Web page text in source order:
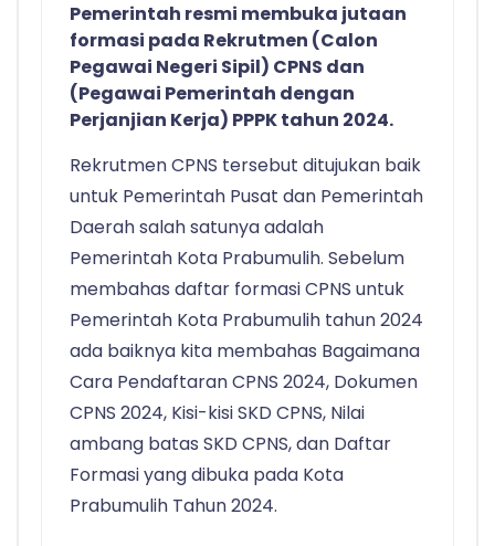
Pemerintah resmi membuka jutaan
formasi pada Rekrutmen (Calon
Pegawai Negeri Sipil) CPNS dan
(Pegawai Pemerintah dengan
Perjanjian Kerja) PPPK tahun 2024.
Rekrutmen CPNS tersebut ditujukan baik
untuk Pemerintah Pusat dan Pemerintah
Daerah salah satunya adalah
Pemerintah Kota Prabumulih. Sebelum
membahas daftar formasi CPNS untuk
Pemerintah Kota Prabumulih tahun 2024
ada baiknya kita membahas Bagaimana
Cara Pendaftaran CPNS 2024, Dokumen
CPNS 2024, Kisi-kisi SKD CPNS, Nilai
ambang batas SKD CPNS, dan Daftar
Formasi yang dibuka pada Kota
Prabumulih Tahun 2024.